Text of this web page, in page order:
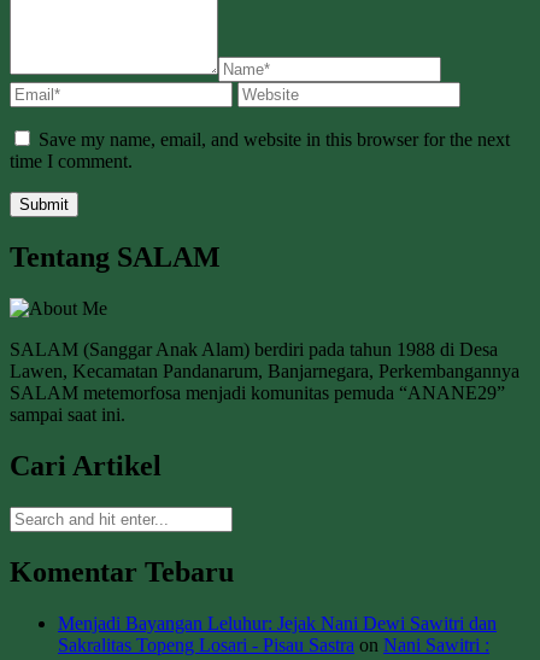
Save my name, email, and website in this browser for the next
time I comment.
Tentang SALAM
SALAM (Sanggar Anak Alam) berdiri pada tahun 1988 di Desa
Lawen, Kecamatan Pandanarum, Banjarnegara, Perkembangannya
SALAM metemorfosa menjadi komunitas pemuda “ANANE29”
sampai saat ini.
Cari Artikel
Komentar Tebaru
Menjadi Bayangan Leluhur: Jejak Nani Dewi Sawitri dan
Sakralitas Topeng Losari - Pisau Sastra on Nani Sawitri :